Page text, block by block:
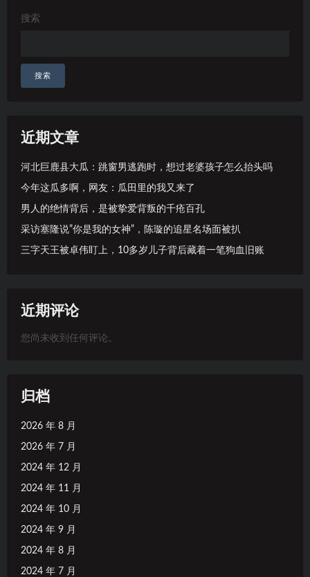
搜索
搜索
近期文章
河北巨鹿县大瓜：跳窗男逃跑时，想过老婆孩子怎么抬头吗
今年这瓜多啊，网友：瓜田里的我又来了
男人的绝情背后，是被挚爱背叛的千疮百孔
采访塞隆说”你是我的女神”，陈璇的追星名场面被扒
三字天王被卓伟盯上，10多岁儿子背后藏着一笔狗血旧账
近期评论
您尚未收到任何评论。
归档
2026 年 8 月
2026 年 7 月
2024 年 12 月
2024 年 11 月
2024 年 10 月
2024 年 9 月
2024 年 8 月
2024 年 7 月